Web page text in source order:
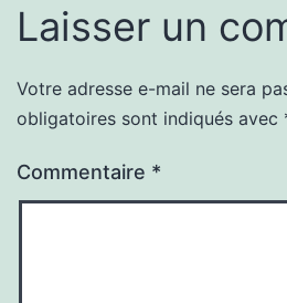
Laisser un
Votre adresse e-mail ne sera
obligatoires sont indiqués avec
Commentaire *